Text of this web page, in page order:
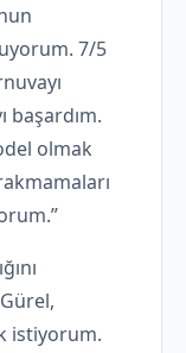
7/5
başardım.
olmak
istiyorum.